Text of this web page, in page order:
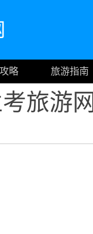
略 旅游指南
旅游网